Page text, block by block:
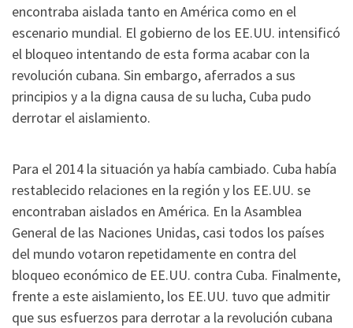
encontraba aislada tanto en América como en el
escenario mundial. El gobierno de los EE.UU. intensificó
el bloqueo intentando de esta forma acabar con la
revolución cubana. Sin embargo, aferrados a sus
principios y a la digna causa de su lucha, Cuba pudo
derrotar el aislamiento.
Para el 2014 la situación ya había cambiado. Cuba había
restablecido relaciones en la región y los EE.UU. se
encontraban aislados en América. En la Asamblea
General de las Naciones Unidas, casi todos los países
del mundo votaron repetidamente en contra del
bloqueo económico de EE.UU. contra Cuba. Finalmente,
frente a este aislamiento, los EE.UU. tuvo que admitir
que sus esfuerzos para derrotar a la revolución cubana